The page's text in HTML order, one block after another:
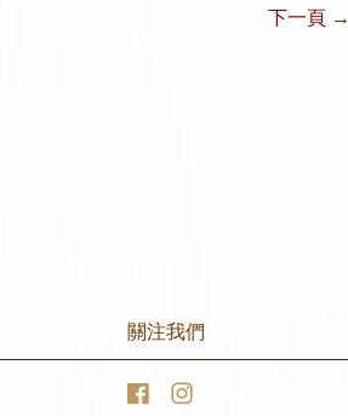
下一頁→
關注我們
Facebook